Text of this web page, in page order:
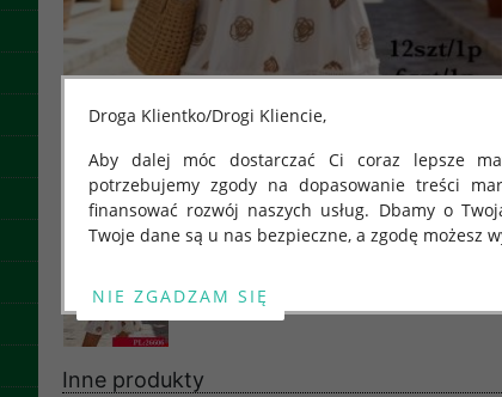
Inne produkty
Droga Klientko/Drogi Kliencie,
Aby dalej móc dostarczać Ci coraz lepsze
potrzebujemy zgody na dopasowanie treści
finansować rozwój naszych usług. Dbamy o
Twoje dane są u nas bezpieczne, a zgodę
Od 25 maja 2018 roku obowiązuje
kwietnia 2016 r. w sprawie ochrony osób
swobodnego przepływu takich danych oraz
przetwarzaniu Twoich danych oraz zasadach,